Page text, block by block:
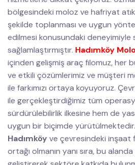
bölgesindeki moloz ve hafriyat
şekilde toplanması ve uygun
edilmesi konusundaki deneyimiyle
sağlamlaştırmıştır. Hadımköy
içinden gelişmiş araç filomuz, her
ve etkili çözümlerimiz ve müşteri
ile farkımızı ortaya koyuyoruz.
ile gerçekleştirdiğimiz tüm
sürdürülebilirlik ilkesine hem de
uygun bir biçimde
Hadımköy ve çevresindeki inşaat
ortağı olmanın yanı sıra, bu